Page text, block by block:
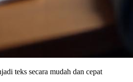
teks secara mudah dan cepat